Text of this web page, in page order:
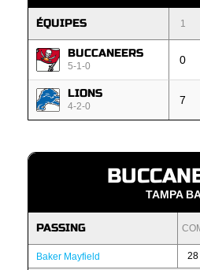
ÉQUIPES 1
BUCCANEERS
5-1-0 0
LIONS
4-2-0 7
TAMPA
PASSING
Baker Mayfield 28